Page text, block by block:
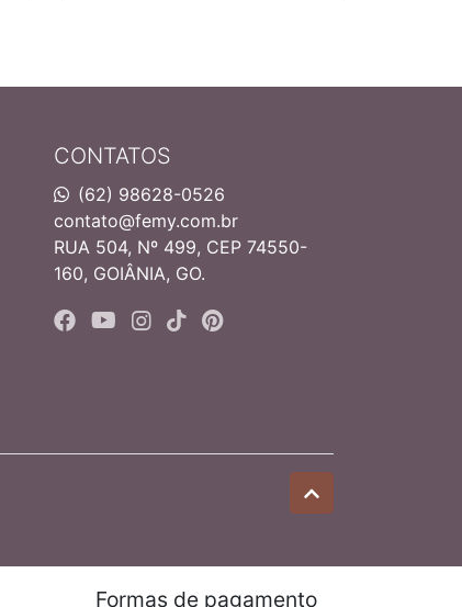
CONTATOS
(62) 98628-0526
contato@femy.com.br
RUA 504, Nº 499, CEP 74550-
160, GOIÂNIA, GO.
Formas de pagamento